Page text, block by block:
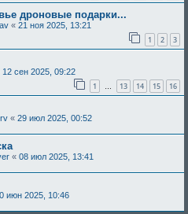
дроновые подарки...
« 21 ноя 2025, 13:21
1 2 3
12 сен 2025, 09:22
1 … 13 14 15 16
« 29 июл 2025, 00:52
« 08 июл 2025, 13:41
июн 2025, 10:46